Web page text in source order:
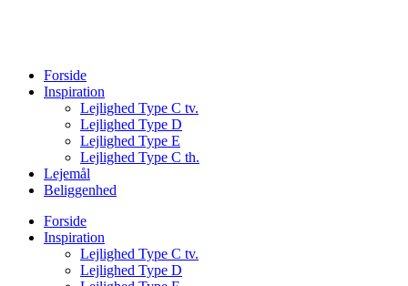
Forside
Inspiration
Lejlighed Type C tv.
Lejlighed Type D
Lejlighed Type E
Lejlighed Type C th.
Lejemål
Beliggenhed
Forside
Inspiration
Lejlighed Type C tv.
Lejlighed Type D